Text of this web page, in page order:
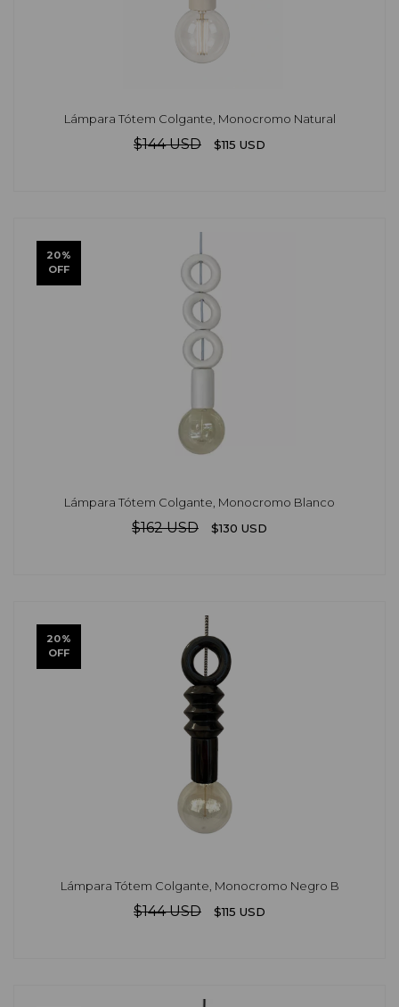
Lámpara Tótem Colgante, Monocromo Natural
$144 USD $115 USD
20%
OFF
Lámpara Tótem Colgante, Monocromo Blanco
$162 USD $130 USD
20%
OFF
Lámpara Tótem Colgante, Monocromo Negro B
$144 USD $115 USD